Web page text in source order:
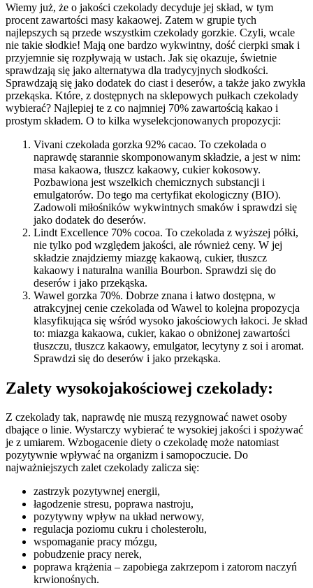
Wiemy już, że o jakości czekolady decyduje jej skład, w tym
procent zawartości masy kakaowej. Zatem w grupie tych
najlepszych są przede wszystkim czekolady gorzkie. Czyli, wcale
nie takie słodkie! Mają one bardzo wykwintny, dość cierpki smak i
przyjemnie się rozpływają w ustach. Jak się okazuje, świetnie
sprawdzają się jako alternatywa dla tradycyjnych słodkości.
Sprawdzają się jako dodatek do ciast i deserów, a także jako zwykła
przekąska. Które, z dostępnych na sklepowych pułkach czekolady
wybierać? Najlepiej te z co najmniej 70% zawartością kakao i
prostym składem. O to kilka wyselekcjonowanych propozycji:
Vivani czekolada gorzka 92% cacao. To czekolada o
naprawdę starannie skomponowanym składzie, a jest w nim:
masa kakaowa, tłuszcz kakaowy, cukier kokosowy.
Pozbawiona jest wszelkich chemicznych substancji i
emulgatorów. Do tego ma certyfikat ekologiczny (BIO).
Zadowoli miłośników wykwintnych smaków i sprawdzi się
jako dodatek do deserów.
Lindt Excellence 70% cocoa. To czekolada z wyższej półki,
nie tylko pod względem jakości, ale również ceny. W jej
składzie znajdziemy miazgę kakaową, cukier, tłuszcz
kakaowy i naturalna wanilia Bourbon. Sprawdzi się do
deserów i jako przekąska.
Wawel gorzka 70%. Dobrze znana i łatwo dostępna, w
atrakcyjnej cenie czekolada od Wawel to kolejna propozycja
klasyfikująca się wśród wysoko jakościowych łakoci. Je skład
to: miazga kakaowa, cukier, kakao o obniżonej zawartości
tłuszczu, tłuszcz kakaowy, emulgator, lecytyny z soi i aromat.
Sprawdzi się do deserów i jako przekąska.
Zalety wysokojakościowej czekolady:
Z czekolady tak, naprawdę nie muszą rezygnować nawet osoby
dbające o linie. Wystarczy wybierać te wysokiej jakości i spożywać
je z umiarem. Wzbogacenie diety o czekoladę może natomiast
pozytywnie wpływać na organizm i samopoczucie. Do
najważniejszych zalet czekolady zalicza się:
zastrzyk pozytywnej energii,
łagodzenie stresu, poprawa nastroju,
pozytywny wpływ na układ nerwowy,
regulacja poziomu cukru i cholesterolu,
wspomaganie pracy mózgu,
pobudzenie pracy nerek,
poprawa krążenia – zapobiega zakrzepom i zatorom naczyń
krwionośnych.